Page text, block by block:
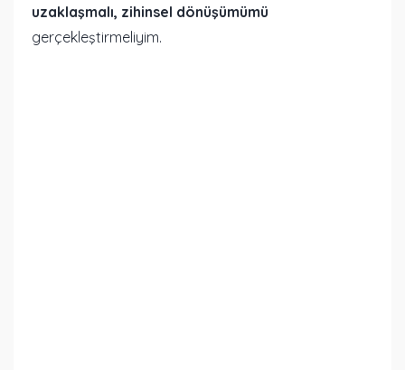
uzaklaşmalı, zihinsel dönüşümümü
gerçekleştirmeliyim.